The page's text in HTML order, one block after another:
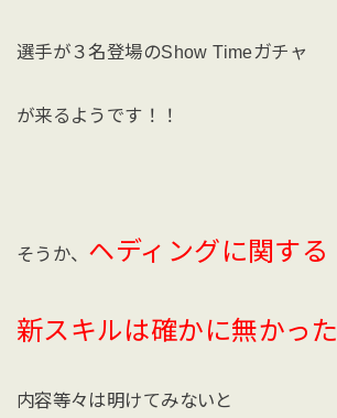
選手が３名登場のShow Timeガチャ
が来るようです！！
そうか、 ヘディングに関する
新スキルは確かに無かった
内容等々は明けてみないと